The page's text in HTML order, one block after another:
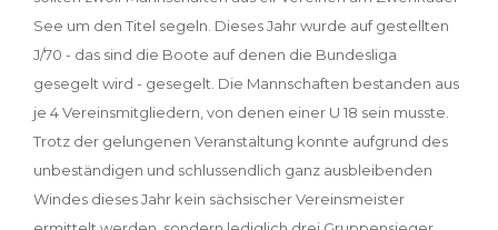
See um den Titel segeln. Dieses Jahr wurde auf gestellten
J/70 - das sind die Boote auf denen die Bundesliga
gesegelt wird - gesegelt. Die Mannschaften bestanden aus
je 4 Vereinsmitgliedern, von denen einer U 18 sein musste.
Trotz der gelungenen Veranstaltung konnte aufgrund des
unbeständigen und schlussendlich ganz ausbleibenden
Windes dieses Jahr kein sächsischer Vereinsmeister